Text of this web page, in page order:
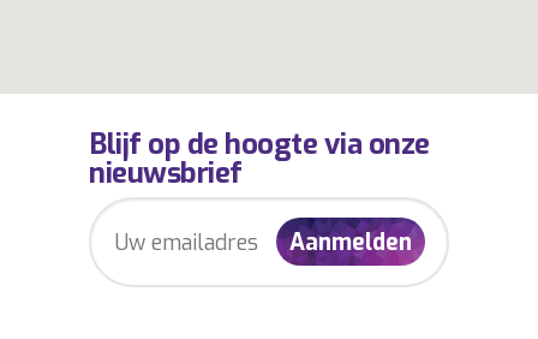
Blijf op de hoogte via onze
nieuwsbrief